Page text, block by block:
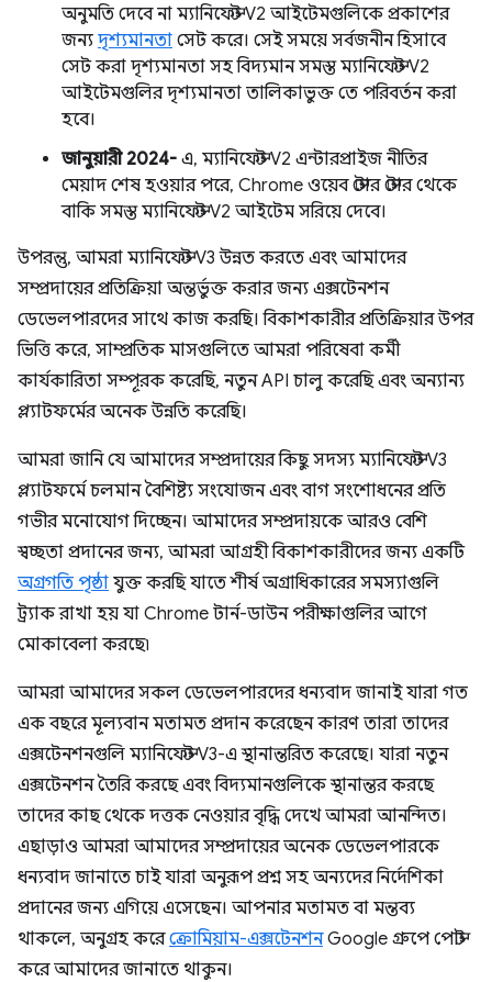
অনুমতি দেবে না ম্যানিফেস্ট V2 আইটেমগুলিকে প্রকাশের
জন্য দৃশ্যমানতা সেট করে। সেই সময়ে সর্বজনীন হিসাবে
সেট করা দৃশ্যমানতা সহ বিদ্যমান সমস্ত ম্যানিফেস্ট V2
আইটেমগুলির দৃশ্যমানতা তালিকাভুক্ত তে পরিবর্তন করা
হবে।
জানুয়ারী 2024- এ, ম্যানিফেস্ট V2 এন্টারপ্রাইজ নীতির
মেয়াদ শেষ হওয়ার পরে, Chrome ওয়েব স্টোর স্টোর থেকে
বাকি সমস্ত ম্যানিফেস্ট V2 আইটেম সরিয়ে দেবে।
উপরন্তু, আমরা ম্যানিফেস্ট V3 উন্নত করতে এবং আমাদের
সম্প্রদায়ের প্রতিক্রিয়া অন্তর্ভুক্ত করার জন্য এক্সটেনশন
ডেভেলপারদের সাথে কাজ করছি। বিকাশকারীর প্রতিক্রিয়ার উপর
ভিত্তি করে, সাম্প্রতিক মাসগুলিতে আমরা পরিষেবা কর্মী
কার্যকারিতা সম্পূরক করেছি, নতুন API চালু করেছি এবং অন্যান্য
প্ল্যাটফর্মের অনেক উন্নতি করেছি।
আমরা জানি যে আমাদের সম্প্রদায়ের কিছু সদস্য ম্যানিফেস্ট V3
প্ল্যাটফর্মে চলমান বৈশিষ্ট্য সংযোজন এবং বাগ সংশোধনের প্রতি
গভীর মনোযোগ দিচ্ছেন। আমাদের সম্প্রদায়কে আরও বেশি
স্বচ্ছতা প্রদানের জন্য, আমরা আগ্রহী বিকাশকারীদের জন্য একটি
অগ্রগতি পৃষ্ঠা যুক্ত করছি যাতে শীর্ষ অগ্রাধিকারের সমস্যাগুলি
ট্র্যাক রাখা হয় যা Chrome টার্ন-ডাউন পরীক্ষাগুলির আগে
মোকাবেলা করছে৷
আমরা আমাদের সকল ডেভেলপারদের ধন্যবাদ জানাই যারা গত
এক বছরে মূল্যবান মতামত প্রদান করেছেন কারণ তারা তাদের
এক্সটেনশনগুলি ম্যানিফেস্ট V3-এ স্থানান্তরিত করেছে। যারা নতুন
এক্সটেনশন তৈরি করছে এবং বিদ্যমানগুলিকে স্থানান্তর করছে
তাদের কাছ থেকে দত্তক নেওয়ার বৃদ্ধি দেখে আমরা আনন্দিত।
এছাড়াও আমরা আমাদের সম্প্রদায়ের অনেক ডেভেলপারকে
ধন্যবাদ জানাতে চাই যারা অনুরূপ প্রশ্ন সহ অন্যদের নির্দেশিকা
প্রদানের জন্য এগিয়ে এসেছেন। আপনার মতামত বা মন্তব্য
থাকলে, অনুগ্রহ করেক্রোমিয়াম-এক্সটেনশনGoogle গ্রুপে পোস্ট
করে আমাদের জানাতে থাকুন।